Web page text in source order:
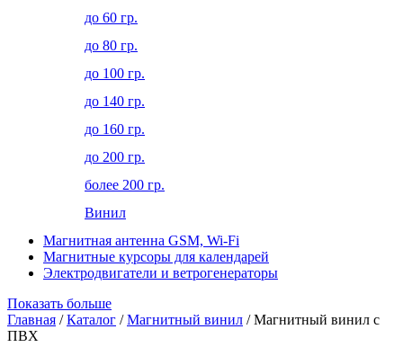
до 60 гр.
до 80 гр.
до 100 гр.
до 140 гр.
до 160 гр.
до 200 гр.
более 200 гр.
Винил
Магнитная антенна GSM, Wi-Fi
Магнитные курсоры для календарей
Электродвигатели и ветрогенераторы
Показать больше
Главная /Каталог /Магнитный винил / Магнитный винил с
ПВХ